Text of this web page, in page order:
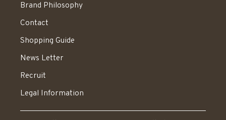
Brand Philosophy
Contact
Shopping Guide
News Letter
Recruit
Legal Information